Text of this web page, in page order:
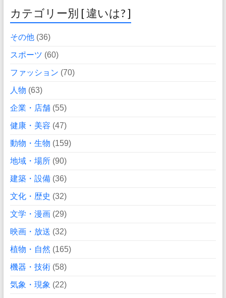
カテゴリー別 [ 違いは? ]
その他(36)
スポーツ (60)
ファッション (70)
人物 (63)
企業・店舗(55)
健康・美容 (47)
動物・生物 (159)
地域・場所(90)
建築・設備(36)
文化・歴史 (32)
文学・漫画(29)
映画・放送 (32)
植物・自然 (165)
機器・技術(58)
気象・現象 (22)